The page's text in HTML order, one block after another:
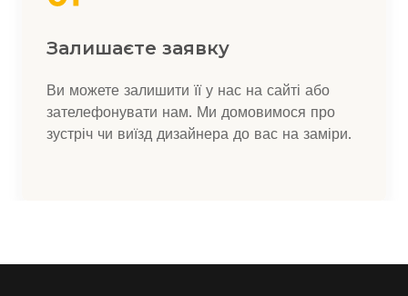
Залишаєте заявку
Ви можете залишити її у нас на сайті або
зателефонувати нам. Ми домовимося про
зустріч чи виїзд дизайнера до вас на заміри.